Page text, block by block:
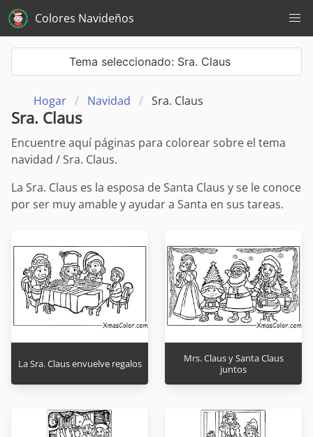
Colores Navideños
Hogar Navidad Sra. Claus
Tema seleccionado: Sra. Claus
Sra. Claus
Encuentre aquí páginas para colorear sobre el tema
navidad / Sra. Claus.
La Sra. Claus es la esposa de Santa Claus y se le conoce
por ser muy amable y ayudar a Santa en sus tareas.
La Sra. Claus envuelve regalos
Mrs. Claus y Santa Claus
juntos